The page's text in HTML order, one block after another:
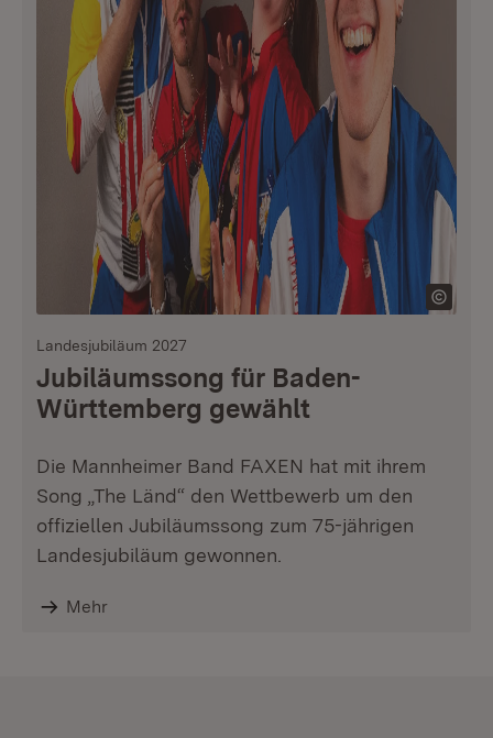
Landesjubiläum 2027
Jubiläumssong für Baden-
Württemberg gewählt
Die Mannheimer Band FAXEN hat mit ihrem
Song „The Länd“ den Wettbewerb um den
offiziellen Jubiläumssong zum 75-jährigen
Landesjubiläum gewonnen.
Mehr